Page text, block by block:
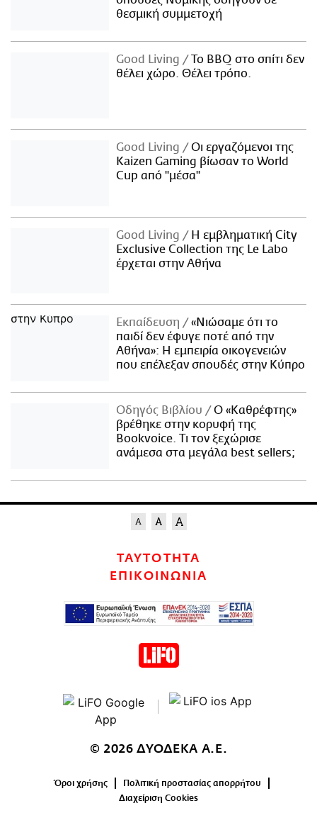
θεσμική συμμετοχή
Good Living
Το BBQ στο σπίτι δεν
θέλει χώρο. Θέλει τρόπο.
Good Living
Οι εργαζόμενοι της
Kaizen Gaming βίωσαν το World
Cup από "μέσα"
Good Living
Η εμβληματική City
Exclusive Collection της Le Labo
έρχεται στην Αθήνα
Εκπαίδευση
«Νιώσαμε ότι το
παιδί δεν έφυγε ποτέ από την
Αθήνα»: Η εμπειρία οικογενειών
που επέλεξαν σπουδές στην Κύπρο
Οδηγός Βιβλίου
Ο «Καθρέφτης»
βρέθηκε στην κορυφή της
Bookvoice. Τι τον ξεχώρισε
ανάμεσα στα μεγάλα best sellers;
ΤΑΥΤΟΤΗΤΑ
ΕΠΙΚΟΙΝΩΝΙΑ
© 2026 ΔΥΟΔΕΚΑ Α.Ε.
Όροι χρήσης
Πολιτική προστασίας απορρήτου
Διαχείριση Cookies